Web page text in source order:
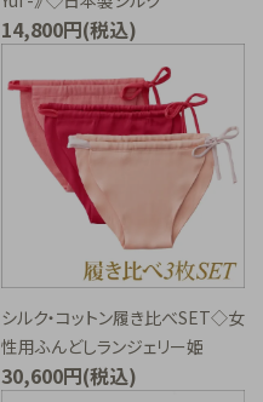
14,800円(税込)
シルク・コットン履き比べSET◇女
性用ふんどしランジェリー姫
30,600円(税込)